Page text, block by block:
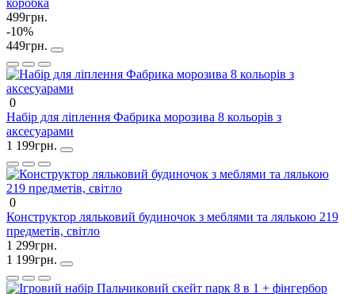
499грн.
-10%
449грн.
0
Набір для ліплення Фабрика морозива 8 кольорів з
аксесуарами
1 199грн.
0
Конструктор ляльковий будиночок з меблями та лялькою 219
предметів, світло
1 299грн.
1 199грн.